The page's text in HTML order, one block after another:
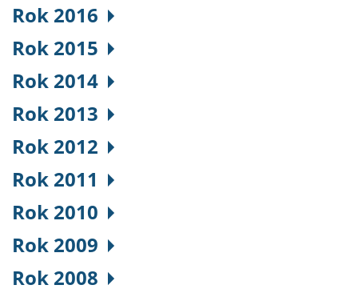
Rok 2016
Rok 2015
Rok 2014
Rok 2013
Rok 2012
Rok 2011
Rok 2010
Rok 2009
Rok 2008